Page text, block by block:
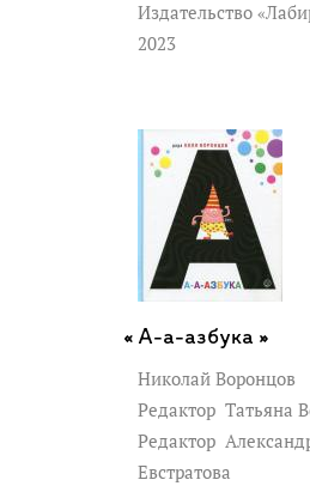
Издательство
2023
А-а-азбука »
Николай Воронцов
Редактор Татьяна
Редактор
Евстратова